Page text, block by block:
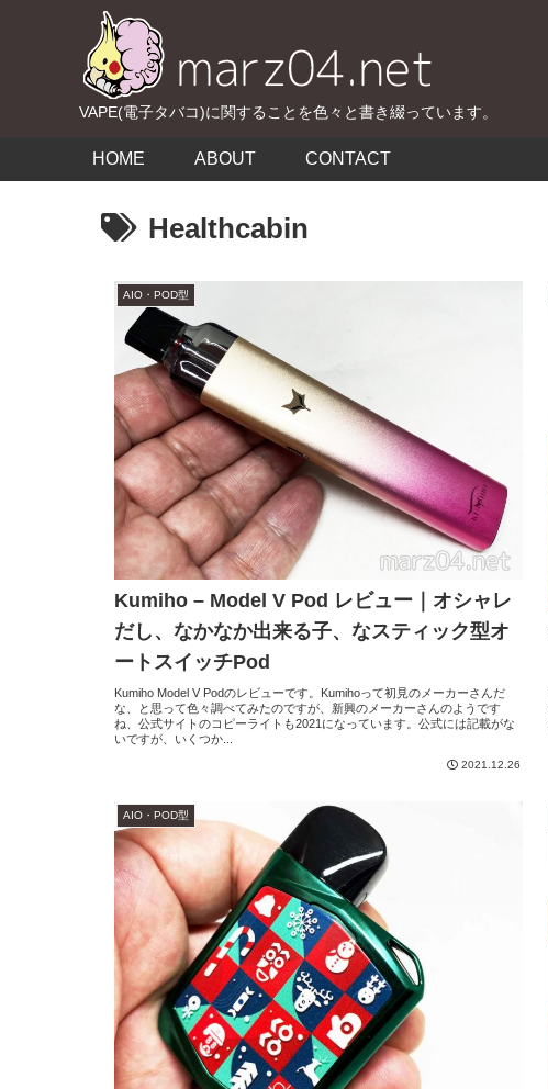
VAPE(電子タバコ)に関することを色々と書き綴っています。
HOME ABOUT CONTACT
Healthcabin
AIO・POD型
Kumiho – Model V Pod レビュー｜オシャレ
だし、なかなか出来る子、なスティック型オ
ートスイッチPod
Kumiho Model V Podのレビューです。Kumihoって初見のメーカーさんだ
な、と思って色々調べてみたのですが、新興のメーカーさんのようです
ね、公式サイトのコピーライトも2021になっています。公式には記載がな
いですが、いくつか...
2021.12.26
AIO・POD型